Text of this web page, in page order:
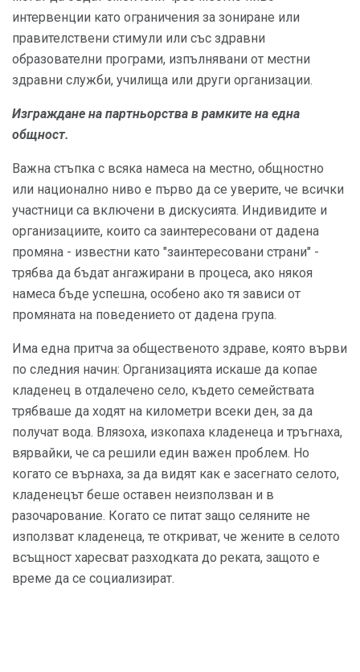
интервенции като ограничения за зониране или
правителствени стимули или със здравни
образователни програми, изпълнявани от местни
здравни служби, училища или други организации.
Изграждане на партньорства в рамките на една
общност.
Важна стъпка с всяка намеса на местно, общностно
или национално ниво е първо да се уверите, че всички
участници са включени в дискусията. Индивидите и
организациите, които са заинтересовани от дадена
промяна - известни като "заинтересовани страни" -
трябва да бъдат ангажирани в процеса, ако някоя
намеса бъде успешна, особено ако тя зависи от
промяната на поведението от дадена група.
Има една притча за общественото здраве, която върви
по следния начин: Организацията искаше да копае
кладенец в отдалечено село, където семействата
трябваше да ходят на километри всеки ден, за да
получат вода. Влязоха, изкопаха кладенеца и тръгнаха,
вярвайки, че са решили един важен проблем. Но
когато се върнаха, за да видят как е засегнато селото,
кладенецът беше оставен неизползван и в
разочарование. Когато се питат защо селяните не
използват кладенеца, те откриват, че жените в селото
всъщност харесват разходката до реката, защото е
време да се социализират.